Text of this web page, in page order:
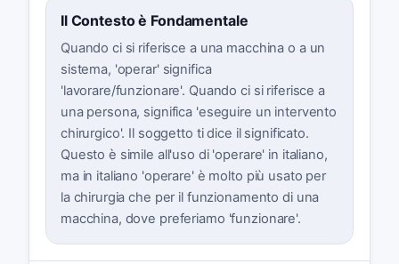
Il Contesto è Fondamentale
Quando ci si riferisce a una macchina o a un
sistema, 'operar' significa
'lavorare/funzionare'. Quando ci si riferisce a
una persona, significa 'eseguire un intervento
chirurgico'. Il soggetto ti dice il significato.
Questo è simile all'uso di 'operare' in italiano,
ma in italiano 'operare' è molto più usato per
la chirurgia che per il funzionamento di una
macchina, dove preferiamo 'funzionare'.